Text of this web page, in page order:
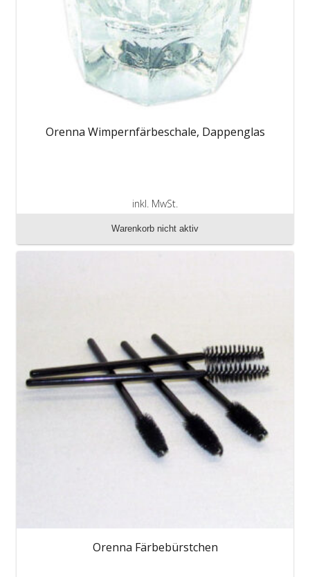
Orenna Wimpernfärbeschale, Dappenglas
inkl. MwSt.
zzgl. Versandkosten
Warenkorb nicht aktiv
Orenna Färbebürstchen